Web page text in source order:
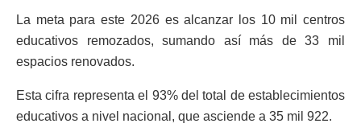
La meta para este 2026 es alcanzar los 10 mil centros
educativos remozados, sumando así más de 33 mil
espacios renovados.
Esta cifra representa el 93% del total de establecimientos
educativos a nivel nacional, que asciende a 35 mil 922.